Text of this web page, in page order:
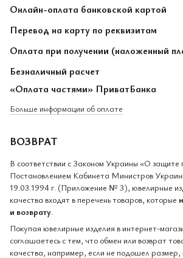
Онлайн-оплата банковской картой
Перевод на карту по реквизитам
Оплата при получении (наложенный
Безналичный расчет
«Оплата частями» ПриватБанка
Больше информации об оплате
ВОЗВРАТ
В соответствии с Законом Украины «О защите
Постановлением Кабинета Министров
19.03.1994 г. (Приложение № 3), ювелирные
качества входят в перечень товаров, которые
и возврату
Покупая ювелирные изделия в интернет-
соглашаетесь с тем, что обмен или возврат
качества, например, если не подошел размер,